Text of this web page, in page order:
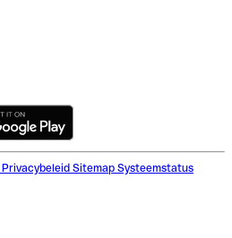
Privacybeleid Sitemap Systeemstatus